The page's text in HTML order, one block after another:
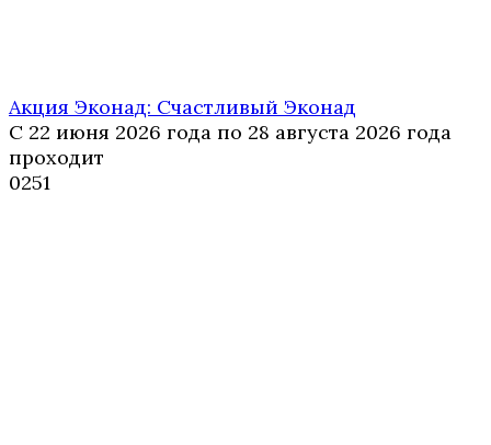
Акция Эконад: Счастливый Эконад
С 22 июня 2026 года по 28 августа 2026 года
проходит
0251